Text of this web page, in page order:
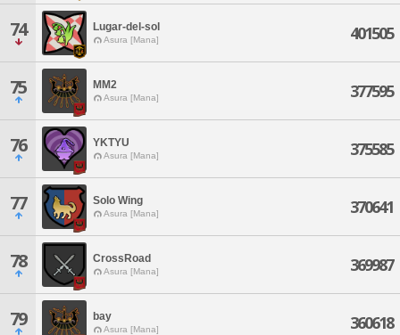
74 Lugar-del-sol
Asura [Mana] 401505
75 MM2
Asura [Mana] 377595
76 YKTYU
Asura [Mana] 375585
77 Solo Wing
Asura [Mana] 370641
78 CrossRoad
Asura [Mana] 369987
79 bay
Asura [Mana] 360618